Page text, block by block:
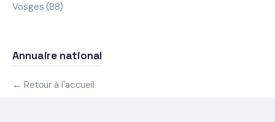
Vosges (88)
Annuaire national
← Retour à l'accueil